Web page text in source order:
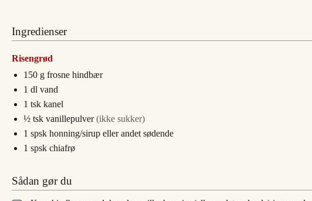
Ingredienser
Risengrød
150 g frosne hindbær
1 dl vand
1 tsk kanel
½ tsk vanillepulver (ikke sukker)
1 spsk honning/sirup eller andet sødende
1 spsk chiafrø
Sådan gør du